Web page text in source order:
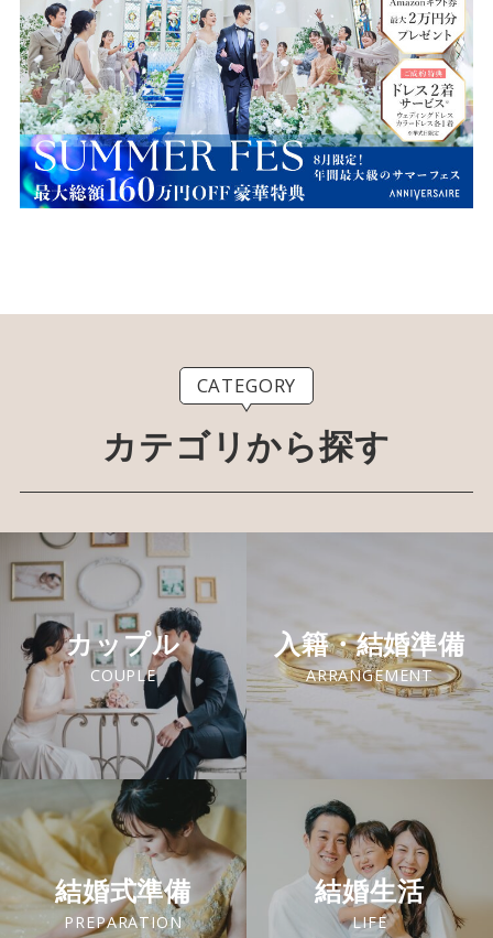
CATEGORY
カテゴリから探す
カップル
COUPLE
入籍・結婚準備
ARRANGEMENT
結婚式準備
PREPARATION
結婚生活
LIFE